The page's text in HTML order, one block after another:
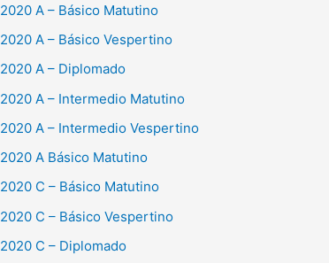
2020 A – Básico Matutino
2020 A – Básico Vespertino
2020 A – Diplomado
2020 A – Intermedio Matutino
2020 A – Intermedio Vespertino
2020 A Básico Matutino
2020 C – Básico Matutino
2020 C – Básico Vespertino
2020 C – Diplomado